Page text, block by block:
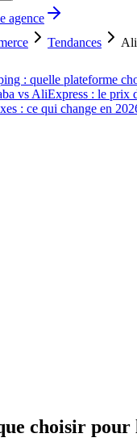
agence
Tendances
: quelle plateforme
vs AliExpress : le prix
: ce qui change en
choisir pour